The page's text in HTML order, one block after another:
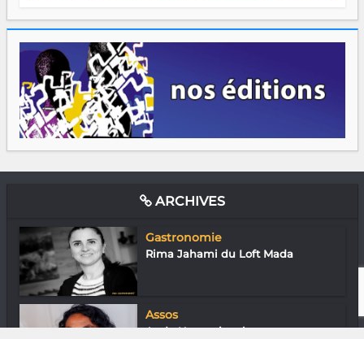
ARCHIVES
Gastronomie
Rima Jahami du Loft Mada
Assos
Ando Nomenjanahary «